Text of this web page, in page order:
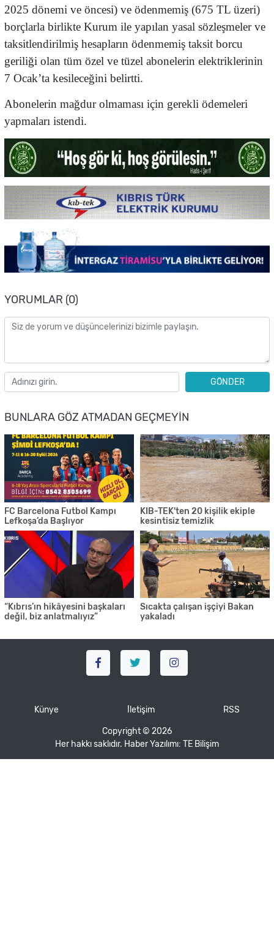
2025 dönemi ve öncesi) ve ödenmemiş (675 TL üzeri)
borçlarla birlikte Kurum ile yapılan yasal sözleşmeler ve
taksitlendirilmiş hesapların ödenmemiş taksit borcu
geriliği olan tüm özel ve tüzel abonelerin elektriklerinin
7 Ocak’ta kesileceğini belirtti.
Abonelerin mağdur olmaması için gerekli ödemeleri
yapmaları istendi.
YORUMLAR (0)
GÖNDER
BUNLARA GÖZ ATMADAN GEÇMEYIN
FC Barcelona Futbol Kampı
Lefkoşa’da Başlıyor
KIB-TEK'ten 20 kişilik ekiple
kesintisiz temizlik
“Kıbrıs’ın hikâyesini başkaları
değil, biz anlatmalıyız”
Sıcakta çalışan işçiyi Bakan
yakaladı
Künye İletişim RSS
Copyright © 2026
Her hakkı saklıdır. Haber Yazılımı: TE Bilişim